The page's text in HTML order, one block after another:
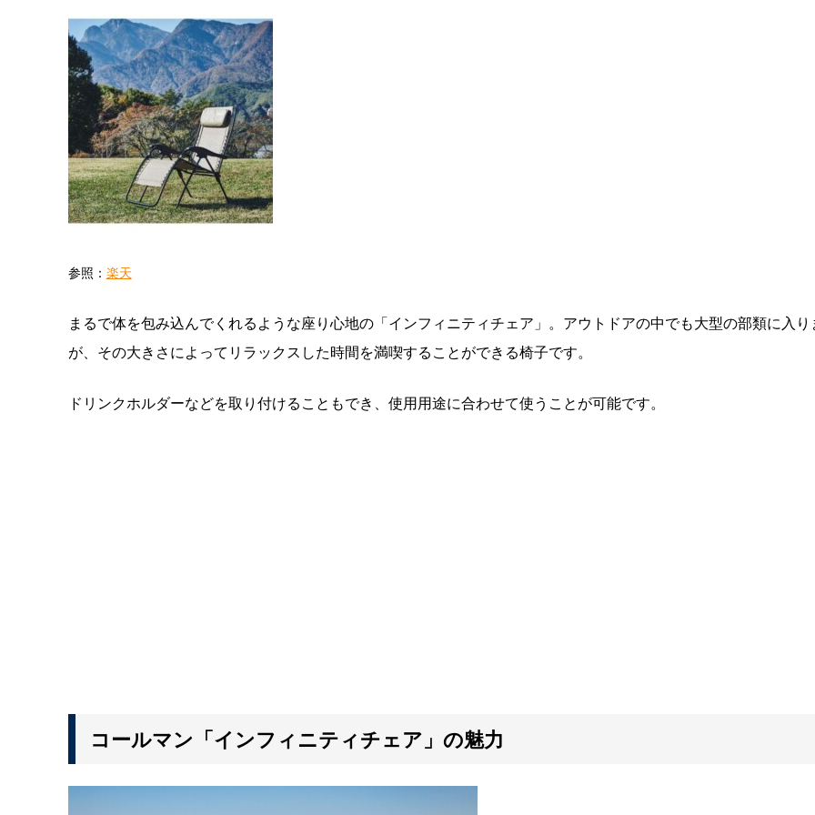
参照： 楽天
まるで体を包み込んでくれるような座り心地の「インフィニティチェア」。アウトドアの中でも大型の部類に入り
が、その大きさによってリラックスした時間を満喫することができる椅子です。
ドリンクホルダーなどを取り付けることもでき、使用用途に合わせて使うことが可能です。
コールマン「インフィニティチェア」の魅力